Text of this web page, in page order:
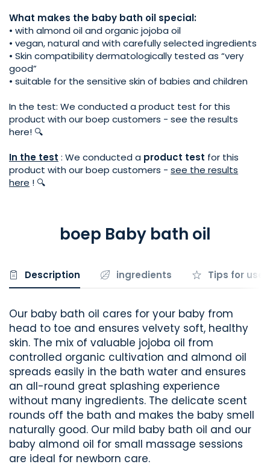
What makes the baby bath oil special:
• with almond oil and organic jojoba oil
• vegan, natural and with carefully selected ingredients
• Skin compatibility dermatologically tested as “very
good”
• suitable for the sensitive skin of babies and children
In the test: We conducted a product test for this
product with our boep customers - see the results
here! 🔍
In the test : We conducted a product test for this
product with our boep customers - see the results
here ! 🔍
boep Baby bath oil
Description ingredients Tips for use
Our baby bath oil cares for your baby from
head to toe and ensures velvety soft, healthy
skin. The mix of valuable jojoba oil from
controlled organic cultivation and almond oil
spreads easily in the bath water and ensures
an all-round great splashing experience
without many ingredients. The delicate scent
rounds off the bath and makes the baby smell
naturally good. Our mild baby bath oil and our
baby almond oil for small massage sessions
are ideal for newborn care.